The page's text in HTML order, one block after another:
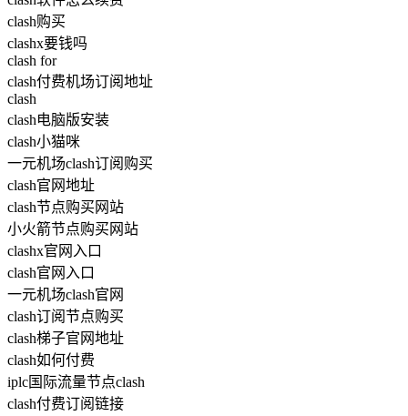
clash购买
clashx要钱吗
clash for
clash付费机场订阅地址
clash
clash电脑版安装
clash小猫咪
一元机场clash订阅购买
clash官网地址
clash节点购买网站
小火箭节点购买网站
clashx官网入口
clash官网入口
一元机场clash官网
clash订阅节点购买
clash梯子官网地址
clash如何付费
iplc国际流量节点clash
clash付费订阅链接